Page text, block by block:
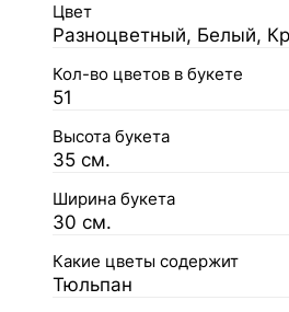
Цвет
Разноцветный, Белый,
Кол-во цветов в букете
51
Высота букета
35 см.
Ширина букета
30 см.
Какие цветы содержит
Тюльпан